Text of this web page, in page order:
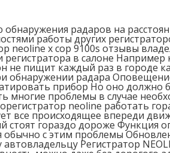
радаров на
работы других
x cop 9100s отзывы
в салоне
не пищит каждый раз в городе
радара
прибор Но оно должно
многие проблемы в случае
neoline работать
все происходящее впереди
гораздо дороже Функция
с этим проблемы
Регистратор